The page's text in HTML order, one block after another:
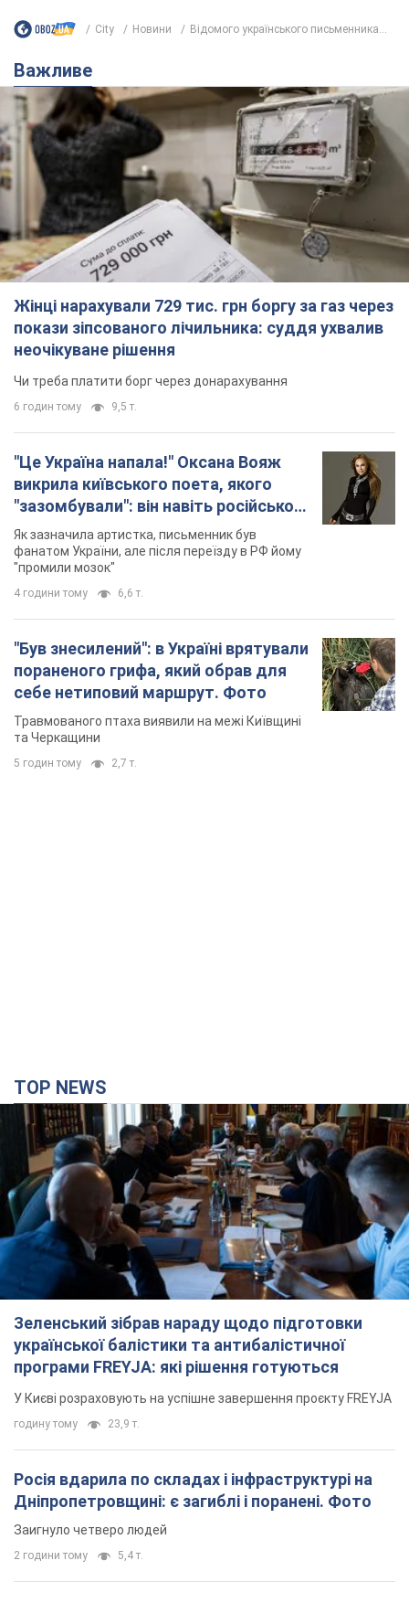
City Новини Відомого українського письменника...
Важливе
Жінці нарахували 729 тис. грн боргу за газ через
покази зіпсованого лічильника: суддя ухвалив
неочікуване рішення
Чи треба платити борг через донарахування
6 годин тому 9,5 т.
"Це Україна напала!" Оксана Вояж
викрила київського поета, якого
"зазомбували": він навіть російської
не знав, а тепер хоче геноциду
українців
Як зазначила артистка, письменник був
фанатом України, але після переїзду в РФ йому
"промили мозок"
4 години тому 6,6 т.
"Був знесилений": в Україні врятували
пораненого грифа, який обрав для
себе нетиповий маршрут. Фото
Травмованого птаха виявили на межі Київщині
та Черкащини
5 годин тому 2,7 т.
TOP NEWS
Зеленський зібрав нараду щодо підготовки
української балістики та антибалістичної
програми FREYJA: які рішення готуються
У Києві розраховують на успішне завершення проєкту FREYJA
годину тому 23,9 т.
Росія вдарила по складах і інфраструктурі на
Дніпропетровщині: є загиблі і поранені. Фото
Заигнуло четверо людей
2 години тому 5,4 т.